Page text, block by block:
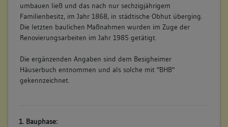
umbauen ließ und das nach nur sechzigjährigem
Familienbesitz, im Jahr 1868, in städtische Obhut überging.
Die letzten baulichen Maßnahmen wurden im Zuge der
Renovierungsarbeiten im Jahr 1985 getätigt.
Die ergänzenden Angaben sind dem Besigheimer
Häuserbuch entnommen und als solche mit "BHB"
gekennzeichnet.
1. Bauphase: